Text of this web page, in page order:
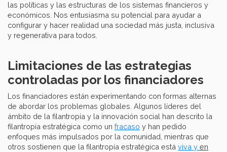
las políticas y las estructuras de los sistemas financieros y
económicos. Nos entusiasma su potencial para ayudar a
configurar y hacer realidad una sociedad más justa, inclusiva
y regenerativa para todos.
Limitaciones de las estrategias
controladas por los financiadores
Los financiadores están experimentando con formas alternas
de abordar los problemas globales. Algunos líderes del
ámbito de la filantropía y la innovación social han descrito la
filantropía estratégica como un fracaso y han pedido
enfoques más impulsados por la comunidad, mientras que
otros sostienen que la filantropía estratégica está viva y en